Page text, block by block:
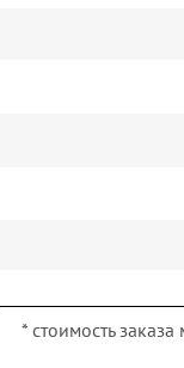
* стоимость